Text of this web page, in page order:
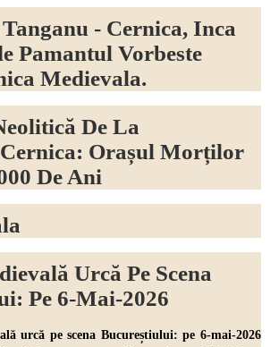
- Cernica, Inca
Pamantul Vorbeste
Medievala.
De La
Orașul Morților
De Ani
Urcă Pe Scena
Pe 6-Mai-2026
urcă pe scena Bucureștiului: pe 6-mai-2026